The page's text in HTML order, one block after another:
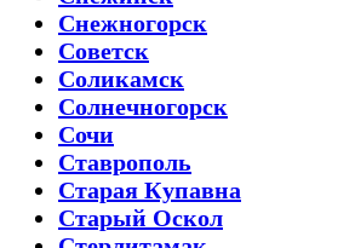
Снежногорск
Советск
Соликамск
Солнечногорск
Сочи
Ставрополь
Старая Купавна
Старый Оскол